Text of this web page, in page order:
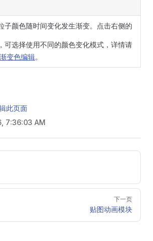
子颜色随时间变化发生渐变。点击右侧的
可选择使用不同的颜色变化模式，详情请
渐变色编辑。
此页面
7:36:03 AM
下一页
贴图动画模块